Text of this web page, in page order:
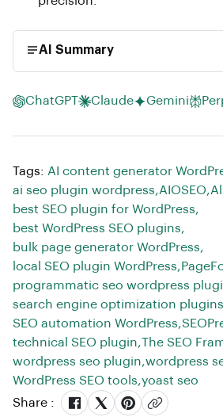
AI Summary
ChatGPT Claude Gemini
Tags: AI content generator
ai seo plugin wordpress,AIOSEO,
best SEO plugin for WordPress,
best WordPress SEO plugins,
bulk page generator WordPress,
local SEO plugin WordPress,
programmatic seo wordpress
search engine optimization
SEO automation WordPress,
technical SEO plugin,The SEO
wordpress seo plugin,wordpress
WordPress SEO tools,yoast seo
Share :